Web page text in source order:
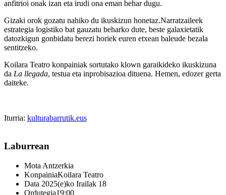
anfitrioi onak izan eta irudi ona eman behar dugu.
Gizaki orok gozatu nahiko du ikuskizun honetaz.Narratzaileek
estrategia logistiko bat gauzatu beharko dute, beste galaxietatik
datozkigun gonbidatu berezi horiek euren etxean baleude bezala
sentitzeko.
Koilara Teatro konpainiak sortutako klown garaikideko ikuskizuna
da La llegada, testua eta inprobisazioa dituena. Hemen, edozer gerta
daiteke.
Iturria: kulturabarrutik.eus
Laburrean
Mota Antzerkia
KonpainiaKoilara Teatro
Data 2025(e)ko Irailak 18
Ordutegia19:00